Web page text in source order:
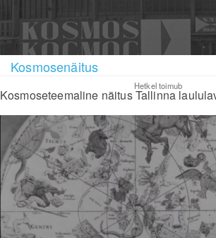
Kosmosenäitus
Hetkel toimub
Kosmoseteemaline näitus Tallinna